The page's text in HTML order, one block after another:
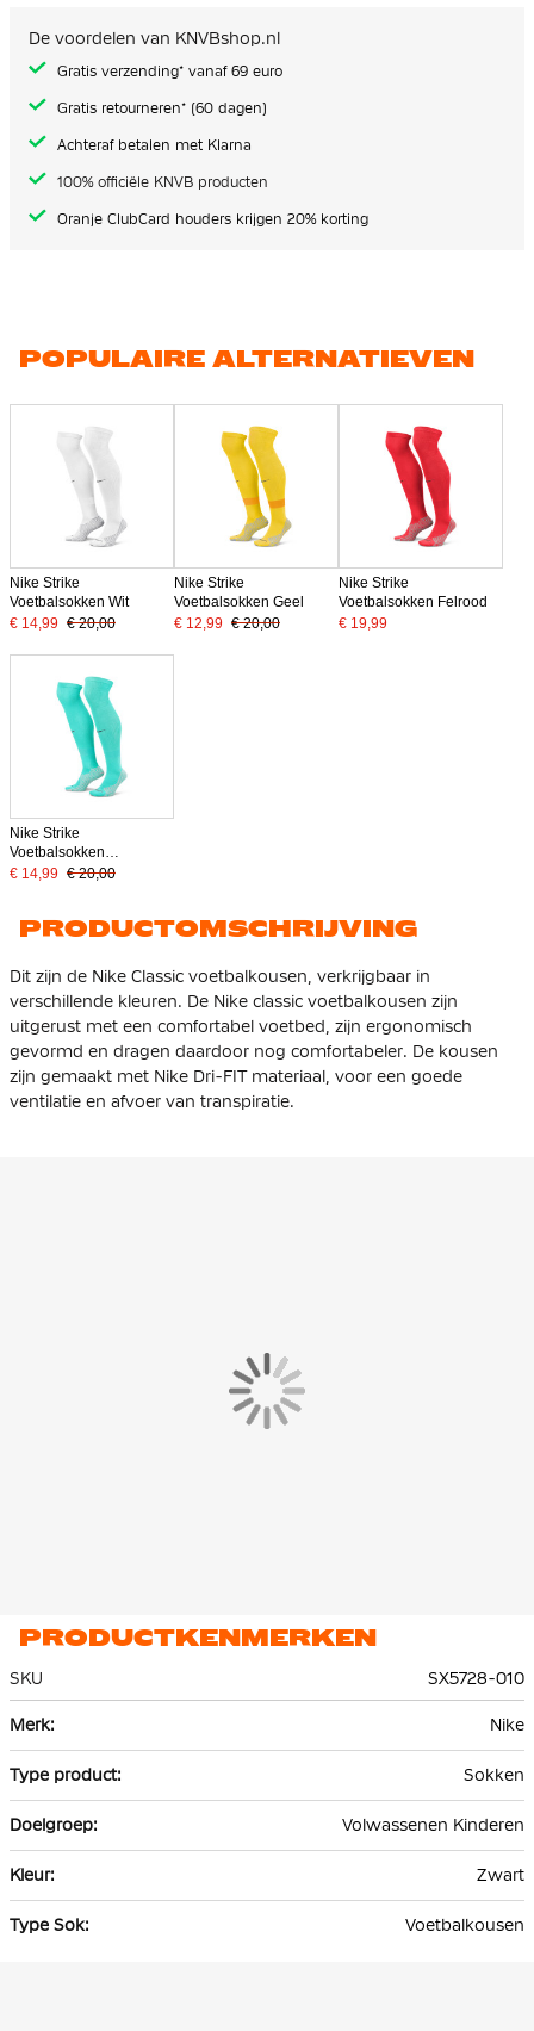
De voordelen van KNVBshop.nl
Gratis verzending* vanaf 69 euro
Gratis retourneren* (60 dagen)
Achteraf betalen met Klarna
100% officiële KNVB producten
Oranje ClubCard houders krijgen 20% korting
POPULAIRE ALTERNATIEVEN
Nike Strike
Voetbalsokken Wit
€ 14,99 € 20,00
Nike Strike
Voetbalsokken Geel
€ 12,99 € 20,00
Nike Strike
Voetbalsokken Felrood
€ 19,99
Nike Strike
Voetbalsokken
Turquoise
€ 14,99 € 20,00
PRODUCTOMSCHRIJVING
Dit zijn de Nike Classic voetbalkousen, verkrijgbaar in
verschillende kleuren. De Nike classic voetbalkousen zijn
uitgerust met een comfortabel voetbed, zijn ergonomisch
gevormd en dragen daardoor nog comfortabeler. De kousen
zijn gemaakt met Nike Dri-FIT materiaal, voor een goede
ventilatie en afvoer van transpiratie.
PRODUCTKENMERKEN
SKU
SX5728-010
informatie
Nike
Sokken
Volwassenen Kinderen
Zwart
Voetbalkousen